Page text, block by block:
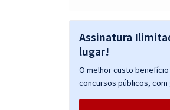
TCE PE - Tribunal de
Pernambuco - Auditor de
Assinatura
lugar!
O melhor custo
concursos públicos,